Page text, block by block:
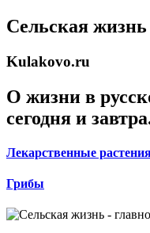
Сельская жизнь
Kulakovo.ru
О жизни в
сегодня и
Лекарственные
Грибы